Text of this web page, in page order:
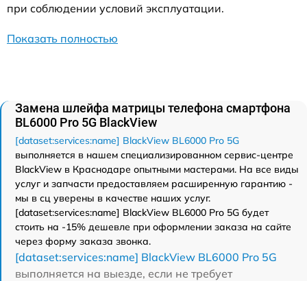
при соблюдении условий эксплуатации.
Показать полностью
Замена шлейфа матрицы телефона смартфона
BL6000 Pro 5G BlackView
[dataset:services:name] BlackView BL6000 Pro 5G
выполняется в нашем специализированном сервис-центре
BlackView в Краснодаре опытными мастерами. На все виды
услуг и запчасти предоставляем расширенную гарантию -
мы в сц уверены в качестве наших услуг.
[dataset:services:name] BlackView BL6000 Pro 5G будет
стоить на -15% дешевле при оформлении заказа на сайте
через форму заказа звонка.
[dataset:services:name] BlackView BL6000 Pro 5G
выполняется на выезде, если не требует